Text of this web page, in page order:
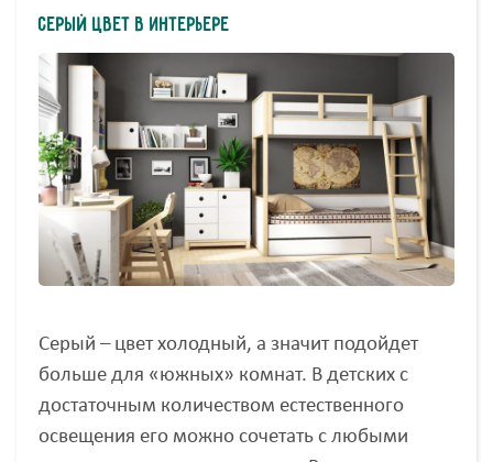
Серый цвет в интерьере
Серый – цвет холодный, а значит подойдет
больше для «южных» комнат. В детских с
достаточным количеством естественного
освещения его можно сочетать с любыми